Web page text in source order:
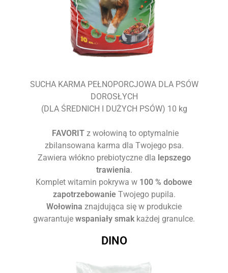
Pozostałe rolnicze
Kostka brukowa
SUCHA KARMA PEŁNOPORCJOWA DLA PSÓW
DOROSŁYCH
(DLA ŚREDNICH I DUŻYCH PSÓW) 10 kg
FAVORITz wołowiną to optymalnie
zbilansowana karma dla Twojego psa.
Zawiera włókno prebiotyczne dla lepszego
trawienia.
Komplet witamin pokrywa w 100 % dobowe
zapotrzebowanie Twojego pupila.
Wołowina znajdująca się w produkcie
gwarantuje wspaniały smakkażdej granulce.
DINO